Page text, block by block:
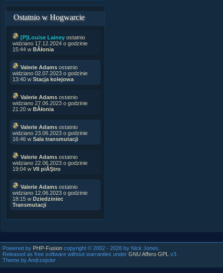
Ostatnio w Hogwarcie
[P]Louise Lainey ostatnio
widziano 17.12.2024 o godzinie
15:44 w BÂłonia
Valerie Adams ostatnio
widziano 02.07.2023 o godzinie
13:40 w Stacja kolejowa
Valerie Adams ostatnio
widziano 27.06.2023 o godzinie
21:20 w BÂłonia
Valerie Adams ostatnio
widziano 23.06.2023 o godzinie
16:46 w Sala transmutacji
Valerie Adams ostatnio
widziano 22.06.2023 o godzinie
19:04 w VII piĂŞtro
Valerie Adams ostatnio
widziano 12.06.2023 o godzinie
18:15 w Dziedziniec
Transmutacji
Powered by PHP-Fusion copyright © 2002 - 2026 by Nick Jones.
Released as free software without warranties under GNU Affero GPL
v3.
Theme by Andrzejster